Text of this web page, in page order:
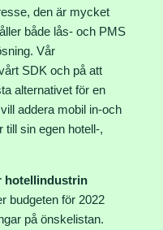
den är mycket
både lås- och PMS
Vår
SDK och på att
alternativet för en
addera mobil in-och
sin egen hotell-,
hotellindustrin
budgeten för 2022
på önskelistan.